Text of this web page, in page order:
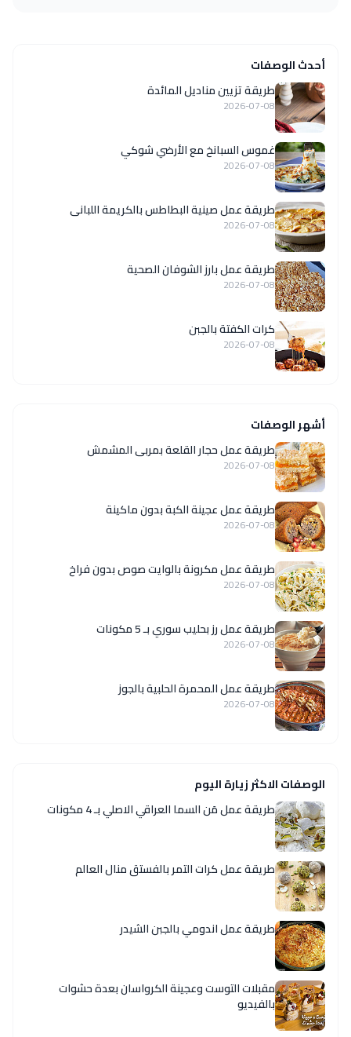
أحدث الوصفات
طريقة تزيين مناديل المائدة
2026-07-08
غموس السبانخ مع الأرضي شوكي
2026-07-08
طريقة عمل صينية البطاطس بالكريمة اللبانى
2026-07-08
طريقة عمل بارز الشوفان الصحية
2026-07-08
كرات الكفتة بالجبن
2026-07-08
أشهر الوصفات
طريقة عمل حجار القلعة بمربى المشمش
2026-07-08
طريقة عمل عجينة الكبة بدون ماكينة
2026-07-08
طريقة عمل مكرونة بالوايت صوص بدون فراخ
2026-07-08
طريقة عمل رز بحليب سوري بـ 5 مكونات
2026-07-08
طريقة عمل المحمرة الحلبية بالجوز
2026-07-08
الوصفات الاكثر زيارة اليوم
طريقة عمل مَن السما العراقي الاصلي بـ 4 مكونات
طريقة عمل كرات التمر بالفستق منال العالم
طريقة عمل اندومي بالجبن الشيدر
مقبلات التوست وعجينة الكرواسان بعدة حشوات
بالفيديو